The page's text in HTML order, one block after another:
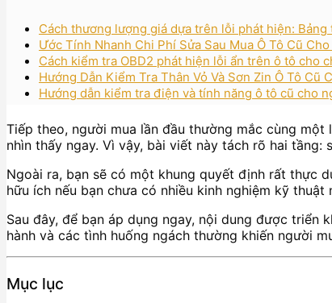
Cách thương lượng giá dựa trên lỗi phát hiện:
Ước Tính Nhanh Chi Phí Sửa Sau Mua Ô Tô Cũ
Cách kiểm tra OBD2 phát hiện lỗi ẩn trên ô tô cho
Hướng Dẫn Kiểm Tra Thân Vỏ Và Sơn Zin Ô Tô Cũ
Hướng dẫn kiểm tra điện và tính năng ô tô cũ cho
Tiếp theo, người mua lần đầu thường mắc cùng
nhìn thấy ngay. Vì vậy, bài viết này tách rõ hai
Ngoài ra, bạn sẽ có một khung quyết định rất thực
hữu ích nếu bạn chưa có nhiều kinh nghiệm kỹ
Sau đây, để bạn áp dụng ngay, nội dung được triển
hành và các tình huống ngách thường khiến người
Mục lục